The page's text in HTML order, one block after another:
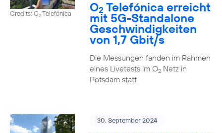
Credits: O2Telefónica O2 Telefónica erreicht
mit 5G-Standalone
Geschwindigkeiten
von 1,7 Gbit/s
Die Messungen fanden im Rahmen
eines Livetests im O2Netz in
Potsdam statt.
30. September 2024